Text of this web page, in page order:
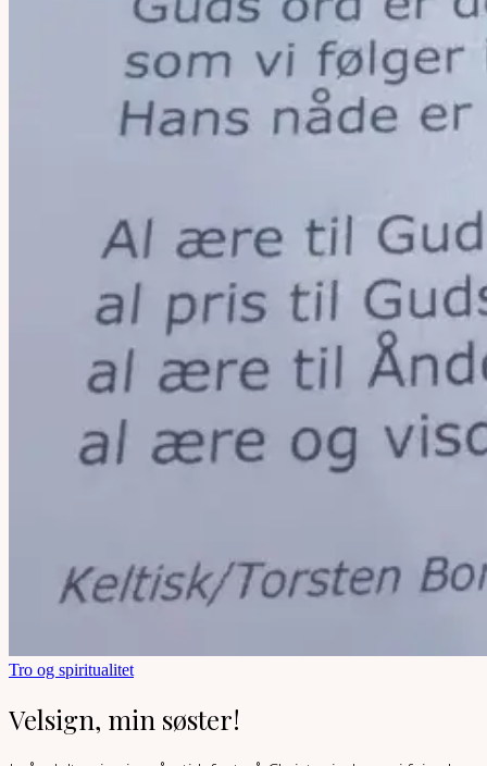
Tro og spiritualitet
Velsign, min søster!